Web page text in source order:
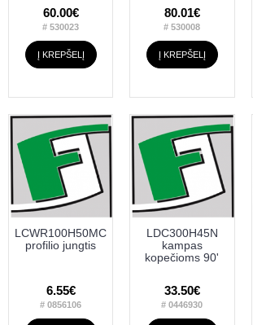
60.00€
# 530023
Į KREPŠELĮ
80.01€
# 530008
Į KREPŠELĮ
LCWR100H50MC
profilio jungtis
6.55€
# 0856106
LDC300H45N
kampas
kopečioms 90'
33.50€
# 0446930